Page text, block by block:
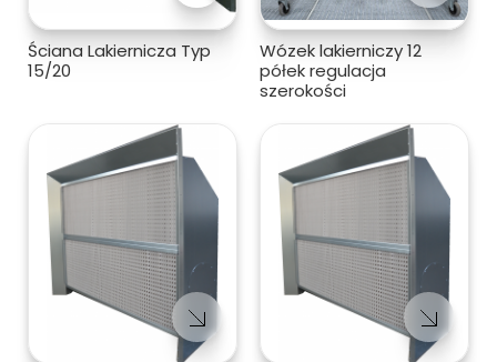
Ściana Lakiernicza Typ
15/20
Wózek lakierniczy 12
półek regulacja
szerokości